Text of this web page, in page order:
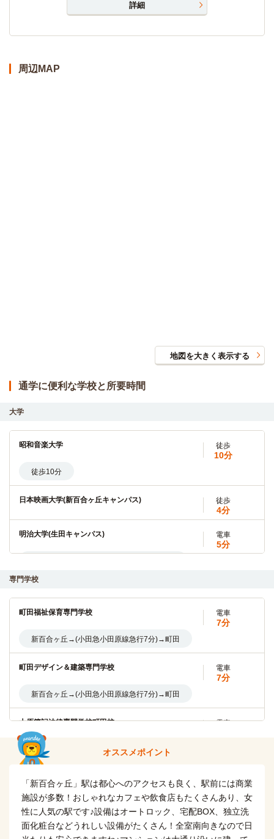
詳細
周辺MAP
地図を大きく表示する
通学に便利な学校と所要時間
大学
昭和音楽大学 徒歩
10分
徒歩10分
日本映画大学(新百合ヶ丘キャンパス) 徒歩
4分
明治大学(生田キャンパス) 電車
5分
7分
新百合ヶ丘→(小田急小田原線急行7分)→向ヶ丘遊園
玉川大学
7分
新百合ヶ丘→（小田急小田原線7分）→玉川学園前
大妻女子大学・短期大学部(多摩キャンパス)
12分
田園調布学園大学
新百合ヶ丘→(バス11分)→田園調布学園大学
駒沢女子大学 バス
新百合ヶ丘→（バス19分）→駒沢学園
専門学校
町田福祉保育専門学校 電車
7分
新百合ヶ丘→(小田急小田原線急行7分)→町田
町田デザイン＆建築専門学校 電車
7分
新百合ヶ丘→(小田急小田原線急行7分)→町田
大原簿記法律専門学校町田校 電車
新百合ヶ丘→(小田急小田原線急行7分)→町田
アルファ医療福祉美容専門学校 電車
7分
新百合ヶ丘→(小田急小田原線急行7分)→町田
町田美容専門学校 電車
オススメポイント
「新百合ヶ丘」駅は都心へのアクセスも良く、駅前には商業
施設が多数！おしゃれなカフェや飲食店もたくさんあり、女
性に人気の駅です♪設備はオートロック、宅配BOX、独立洗
面化粧台などうれしい設備がたくさん！全室南向きなので日